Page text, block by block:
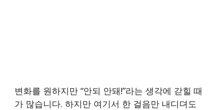
변화를 원하지만 “안되 안돼!”라는 생각에 갇힐 때
가 많습니다. 하지만 여기서 한 걸음만 내디뎌도